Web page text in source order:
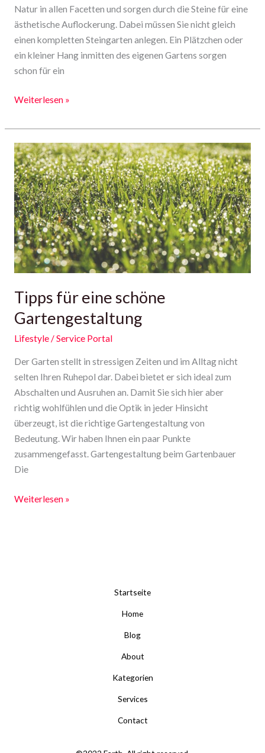
Natur in allen Facetten und sorgen durch die Steine für eine
ästhetische Auflockerung. Dabei müssen Sie nicht gleich
einen kompletten Steingarten anlegen. Ein Plätzchen oder
ein kleiner Hang inmitten des eigenen Gartens sorgen
schon für ein
Weiterlesen »
Tipps für eine schöne
Gartengestaltung
Lifestyle/Service Portal
Der Garten stellt in stressigen Zeiten und im Alltag nicht
selten Ihren Ruhepol dar. Dabei bietet er sich ideal zum
Abschalten und Ausruhen an. Damit Sie sich hier aber
richtig wohlfühlen und die Optik in jeder Hinsicht
überzeugt, ist die richtige Gartengestaltung von
Bedeutung. Wir haben Ihnen ein paar Punkte
zusammengefasst. Gartengestaltung beim Gartenbauer
Die
Tipps
für
eine
schöne
Gartengestaltung
Weiterlesen »
Startseite
Home
Blog
About
Kategorien
Services
Contact